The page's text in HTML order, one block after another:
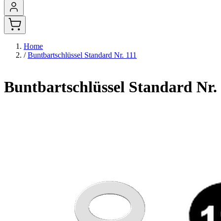
Home
/ Buntbartschlüssel Standard Nr. 111
Buntbartschlüssel Standard Nr.